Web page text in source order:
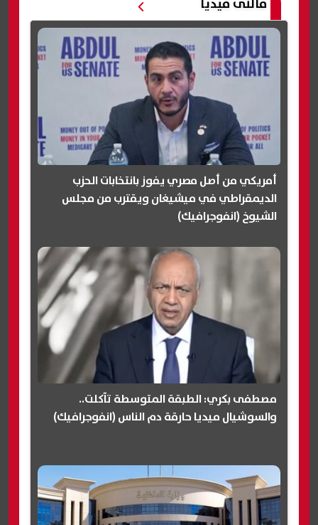
مالتى ميديا
أمريكي من أصل مصري يفوز بانتخابات الحزب
الديمقراطي في ميشيغان ويقترب من مجلس
الشيوخ (انفوجرافيك)
مصطفى بكري: الطبقة المتوسطة تآكلت..
والسوشيال ميديا حارقة دم الناس (انفوجرافيك)